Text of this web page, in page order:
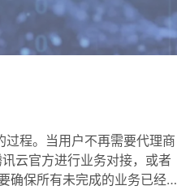
程。当用户不再需要代理商
云官方进行业务对接，或者
确保所有未完成的业务已经处